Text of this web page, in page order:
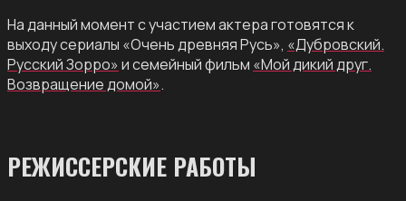
На данный момент с участием актера готовятся к
выходу сериалы «Очень древняя Русь», «Дубровский.
Русский Зорро» и семейный фильм «Мой дикий друг.
Возвращение домой».
РЕЖИССЕРСКИЕ РАБОТЫ